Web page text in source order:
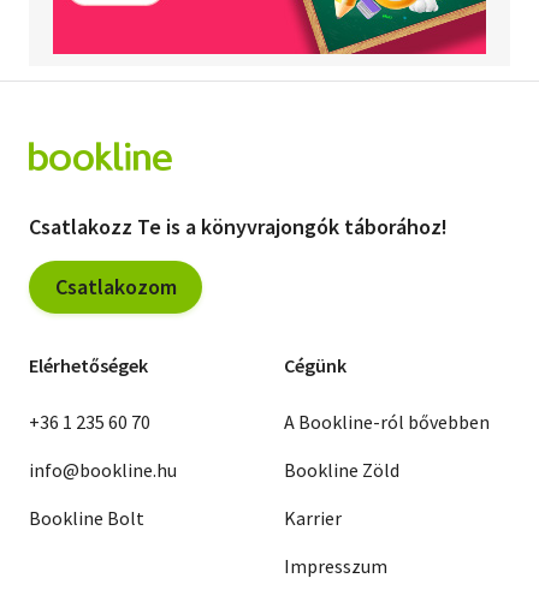
Csatlakozz Te is a könyvrajongók táborához!
Csatlakozom
Elérhetőségek
+36 1 235 60 70
info@bookline.hu
Bookline Bolt
Cégünk
A Bookline-ról bővebben
Bookline Zöld
Karrier
Impresszum